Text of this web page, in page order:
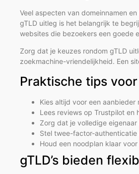
Veel aspecten van domeinnamen
gTLD uitleg is het belangrijk te
websites die bezoekers een goede
Zorg dat je keuzes rondom gTLD
zoekmachine-vriendelijkheid. Een
Praktische tips
Kies altijd voor een aanbieder
Lees reviews op Trustpilot en
Zorg dat je volledige
Stel twee-factor-authenticatie
Houd een noodplan klaar
gTLD’s bieden